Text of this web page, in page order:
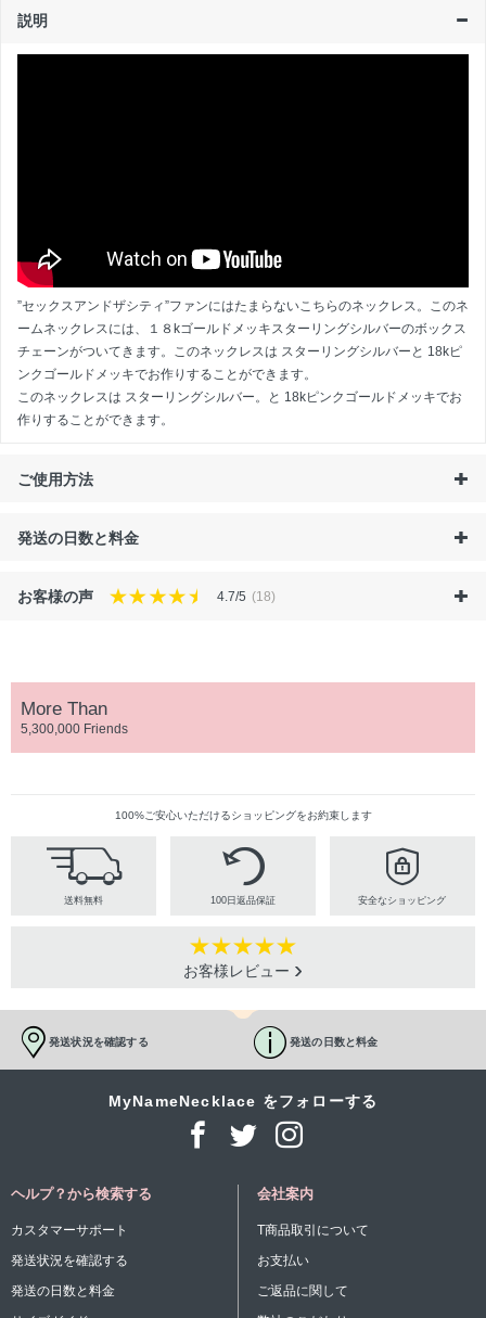
説明
”セックスアンドザシティ”ファンにはたまらないこちらのネックレス。このネ
ームネックレスには、１８kゴールドメッキスターリングシルバーのボックス
チェーンがついてきます。このネックレスは スターリングシルバーと 18kピ
ンクゴールドメッキでお作りすることができます。
このネックレスは スターリングシルバー。と 18kピンクゴールドメッキでお
作りすることができます。
ご使用方法
発送の日数と料金
お客様の声 4.7/5 (18)
More Than
5,300,000 Friends
100%ご安心いただけるショッピングをお約束します
送料無料 100日返品保証 安全なショッピング
お客様レビュー
発送状況を確認する 発送の日数と料金
MyNameNecklace をフォローする
ヘルプ？から検索する
カスタマーサポート
発送状況を確認する
発送の日数と料金
会社案内
T商品取引について
お支払い
ご返品に関して